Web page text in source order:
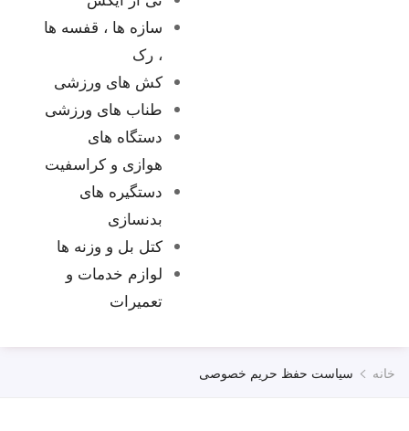
سازه ها ، قفسه ها
، رک
کش های ورزشی
طناب های ورزشی
دستگاه های
هوازی و کراسفیت
دستگیره های
بدنسازی
کتل بل و وزنه ها
لوازم خدمات و
تعمیرات
خانه سیاست حفظ حریم خصوصی